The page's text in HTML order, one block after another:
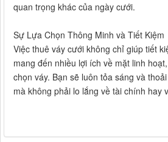
quan trọng khác của ngày cưới.
Sự Lựa Chọn Thông Minh và Tiết Kiệm
Việc thuê váy cưới không chỉ giúp tiết
mang đến nhiều lợi ích về mặt linh
chọn váy. Bạn sẽ luôn tỏa sáng và
mà không phải lo lắng về tài chính hay